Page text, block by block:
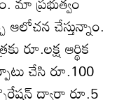
ఆలోచన చేస్తున్నాం.
రూ.లక్ష ఆర్థిక
చేసి రూ.100
ద్వారా రూ.5